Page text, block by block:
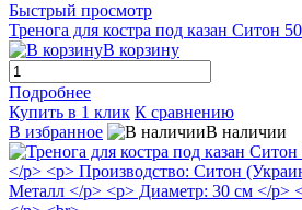
Быстрый просмотр
Тренога для костра под казан Ситон
В корзину
Подробнее
Купить в 1 клик К сравнению
В избранное
В наличии